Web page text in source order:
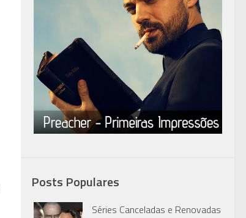
Posts Populares
Séries Canceladas e Renovadas